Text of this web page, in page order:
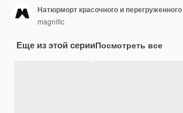
Натюрморт красочного и
magnific
Еще из этой серииПосмотреть все